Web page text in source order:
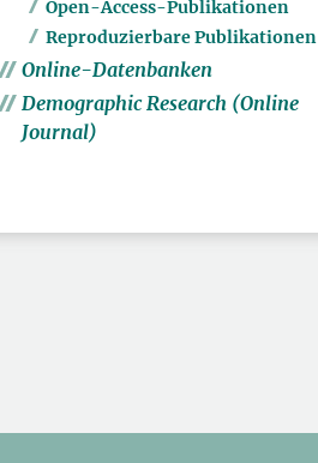
Open-Access-Publikationen
Reproduzierbare Publikationen
Online-Datenbanken
Demographic Research (Online
Journal)